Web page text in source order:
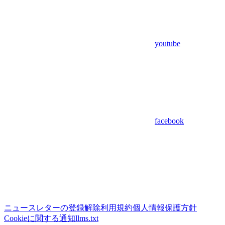
youtube
facebook
ニュースレターの登録解除利用規約個人情報保護方針
Cookieに関する通知llms.txt